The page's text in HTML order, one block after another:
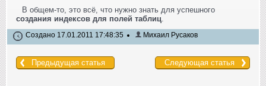
В общем-то, это всё, что нужно знать для успешного
создания индексов для полей таблиц
Создано 17.01.2011 17:48:35 Михаил Русаков
Предыдущая статья Следующая статья